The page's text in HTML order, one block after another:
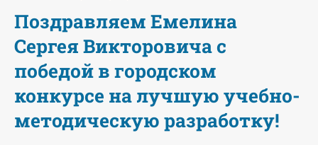
Поздравляем Емелина
Сергея Викторовича с
победой в городском
конкурсе на лучшую учебно-
методическую разработку!